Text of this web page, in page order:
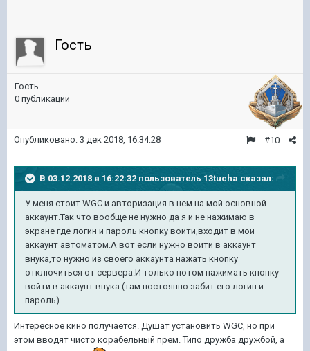
Гость
Гость
0 публикаций
#10
Опубликовано: 3 дек 2018, 16:34:28
В 03.12.2018 в 16:22:32 пользователь 13tucha сказал:
У меня стоит WGC и авторизация в нем на мой основной
аккаунт.Так что вообще не нужно да я и не нажимаю в
экране где логин и пароль кнопку войти,входит в мой
аккаунт автоматом.А вот если нужно войти в аккаунт
внука,то нужно из своего аккаунта нажать кнопку
отключиться от сервера.И только потом нажимать кнопку
войти в аккаунт внука.(там постоянно забит его логин и
пароль)
Интересное кино получается. Душат установить WGC, но при
этом вводят чисто корабельный прем. Типо дружба дружбой, а